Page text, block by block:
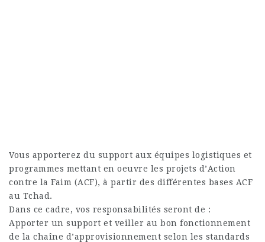
Vous apporterez du support aux équipes logistiques et
programmes mettant en oeuvre les projets d’Action
contre la Faim (ACF), à partir des différentes bases ACF
au Tchad.
Dans ce cadre, vos responsabilités seront de :
Apporter un support et veiller au bon fonctionnement
de la chaîne d’approvisionnement selon les standards